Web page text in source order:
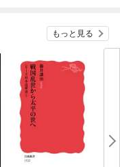
もっと見る